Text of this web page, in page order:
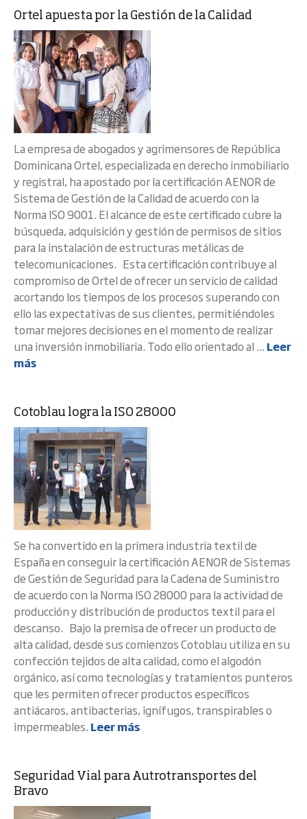
Ortel apuesta por la Gestión de la Calidad
La empresa de abogados y agrimensores de República
Dominicana Ortel, especializada en derecho inmobiliario
y registral, ha apostado por la certificación AENOR de
Sistema de Gestión de la Calidad de acuerdo con la
Norma ISO 9001. El alcance de este certificado cubre la
búsqueda, adquisición y gestión de permisos de sitios
para la instalación de estructuras metálicas de
telecomunicaciones. Esta certificación contribuye al
compromiso de Ortel de ofrecer un servicio de calidad
acortando los tiempos de los procesos superando con
ello las expectativas de sus clientes, permitiéndoles
tomar mejores decisiones en el momento de realizar
una inversión inmobiliaria. Todo ello orientado al ... Leer
más
Cotoblau logra la ISO 28000
Se ha convertido en la primera industria textil de
España en conseguir la certificación AENOR de Sistemas
de Gestión de Seguridad para la Cadena de Suministro
de acuerdo con la Norma ISO 28000 para la actividad de
producción y distribución de productos textil para el
descanso. Bajo la premisa de ofrecer un producto de
alta calidad, desde sus comienzos Cotoblau utiliza en su
confección tejidos de alta calidad, como el algodón
orgánico, así como tecnologías y tratamientos punteros
que les permiten ofrecer productos específicos
antiácaros, antibacterias, ignífugos, transpirables o
impermeables. Leer más
Seguridad Vial para Autrotransportes del
Bravo